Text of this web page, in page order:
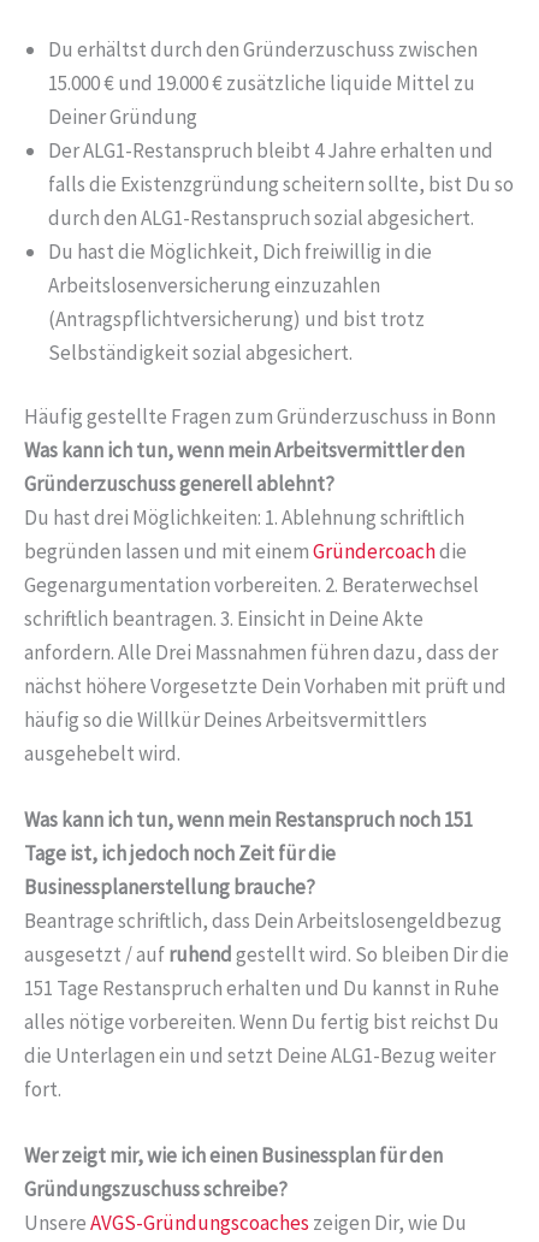
Du erhältst durch den Gründerzuschuss zwischen
15.000 € und 19.000 € zusätzliche liquide Mittel zu
Deiner Gründung
Der ALG1-Restanspruch bleibt 4 Jahre erhalten und
falls die Existenzgründung scheitern sollte, bist Du so
durch den ALG1-Restanspruch sozial abgesichert.
Du hast die Möglichkeit, Dich freiwillig in die
Arbeitslosenversicherung einzuzahlen
(Antragspflichtversicherung) und bist trotz
Selbständigkeit sozial abgesichert.
Häufig gestellte Fragen zum Gründerzuschuss in Bonn
Was kann ich tun, wenn mein Arbeitsvermittler den
Gründerzuschuss generell ablehnt?
Du hast drei Möglichkeiten: 1. Ablehnung schriftlich
begründen lassen und mit einemGründercoachdie
Gegenargumentation vorbereiten. 2. Beraterwechsel
schriftlich beantragen. 3. Einsicht in Deine Akte
anfordern. Alle Drei Massnahmen führen dazu, dass der
nächst höhere Vorgesetzte Dein Vorhaben mit prüft und
häufig so die Willkür Deines Arbeitsvermittlers
ausgehebelt wird.
Was kann ich tun, wenn mein Restanspruch noch 151
Tage ist, ich jedoch noch Zeit für die
Businessplanerstellung brauche?
Beantrage schriftlich, dass Dein Arbeitslosengeldbezug
ausgesetzt / aufruhendgestellt wird. So bleiben Dir die
151 Tage Restanspruch erhalten und Du kannst in Ruhe
alles nötige vorbereiten. Wenn Du fertig bist reichst Du
die Unterlagen ein und setzt Deine ALG1-Bezug weiter
fort.
Wer zeigt mir, wie ich einen Businessplan für den
Gründungszuschuss schreibe?
UnsereAVGS-Gründungscoaches zeigen Dir, wie Du